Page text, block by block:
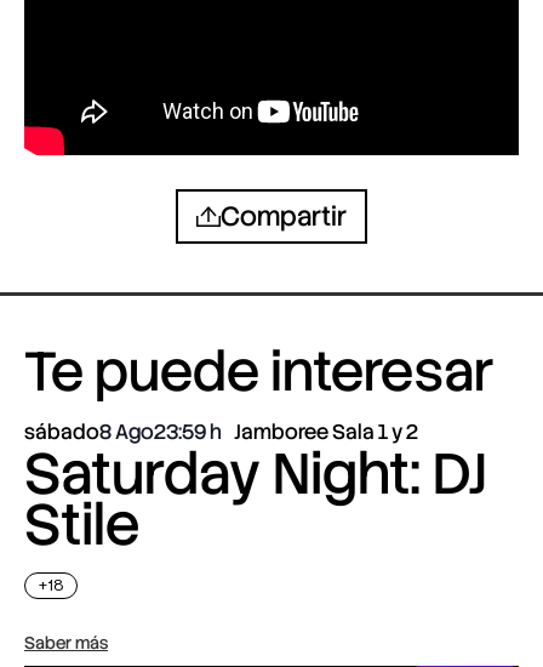
Compartir
Te puede interesar
sábado8 Ago23:59 Jamboree Sala 1 y 2
Saturday Night: DJ
Stile
+18
Saber más